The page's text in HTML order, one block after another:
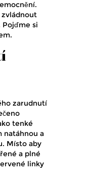
zvládnout
Pojďme si
zarudnutí
tenké
natáhnou a
Místo aby
a plné
linky